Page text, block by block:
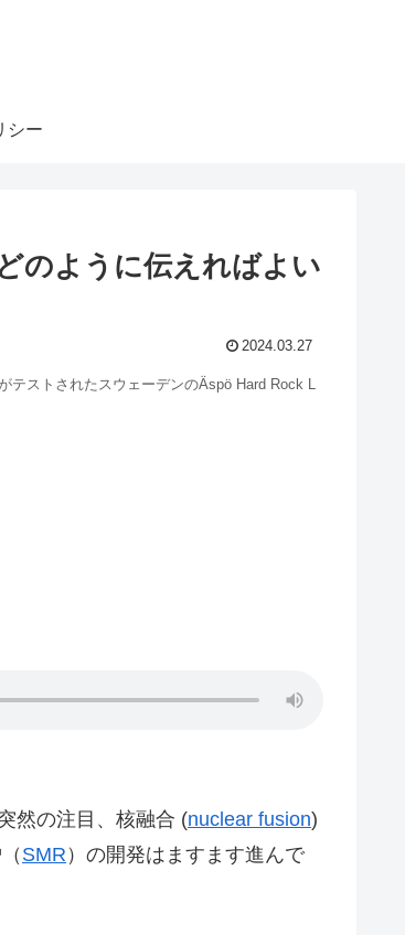
シー
のように伝えればよい
2024.03.27
テストされたスウェーデンのÄspö Hard Rock L
然の注目、核融合 (nuclear fusion)
SMR ）の開発はますます進んで